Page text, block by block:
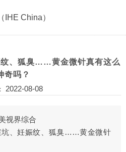
IHE China）
、狐臭……黄金微针真有这么
奇吗？
2022-08-08
视界综合
坑、妊娠纹、狐臭……黄金微针